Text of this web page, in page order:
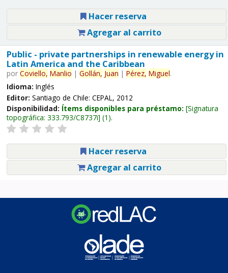
Hacer reserva
Agregar al carrito
Public - private partnerships in renewable energy in
Latin America and the Caribbean
por Coviello, Manlio | Gollán, Juan | Pérez, Miguel.
Idioma: Inglés
Editor: Santiago de Chile: CEPAL, 2012
Disponibilidad: Ítems disponibles para préstamo: Signatura
topográfica: 333.793/C8737i (1).
Hacer reserva
Agregar al carrito